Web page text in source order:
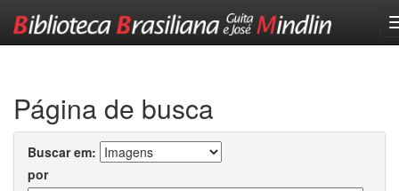
Página de busca
Buscar em:
por